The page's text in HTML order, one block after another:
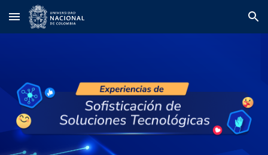
Skip to main content Skip to navigation